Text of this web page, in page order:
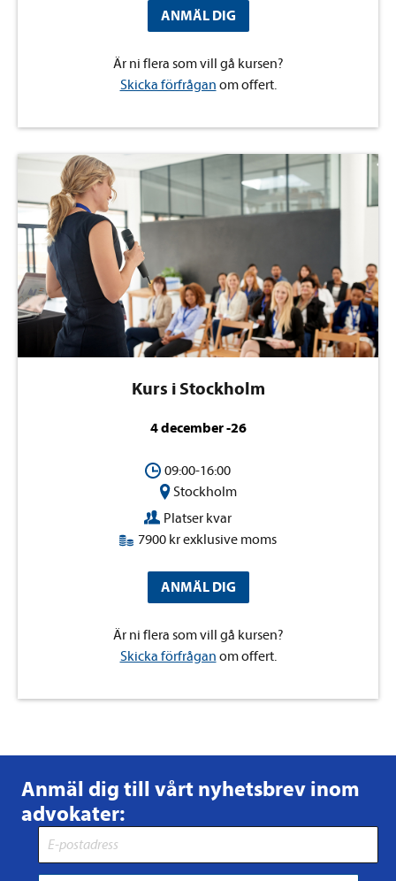
ANMÄL DIG
Är ni flera som vill gå kursen?
Skicka förfrågan om offert.
Kurs i Stockholm
4 december -26
09:00-16:00
Stockholm
Platser kvar
7900 kr exklusive moms
ANMÄL DIG
Är ni flera som vill gå kursen?
Skicka förfrågan om offert.
Anmäl dig till vårt nyhetsbrev inom
advokater: